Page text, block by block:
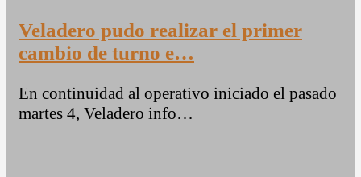
Veladero pudo realizar el primer
cambio de turno e…
En continuidad al operativo iniciado el pasado
martes 4, Veladero info…